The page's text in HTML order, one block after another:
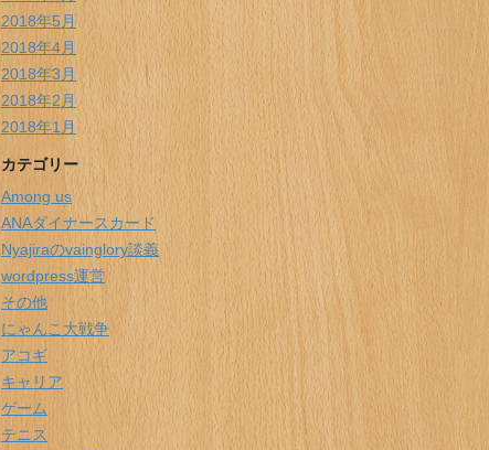
2018年5月
2018年4月
2018年3月
2018年2月
2018年1月
カテゴリー
Among us
ANAダイナースカード
Nyajiraのvainglory談義
wordpress運営
その他
にゃんこ大戦争
アコギ
キャリア
ゲーム
テニス